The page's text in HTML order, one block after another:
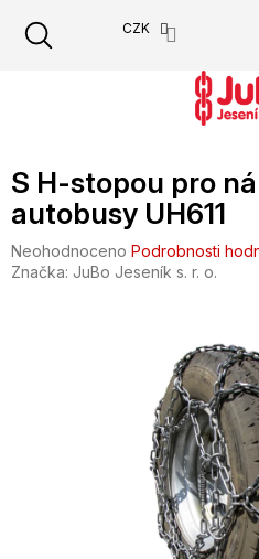
obsah
CZK
S H-stopou pro
autobusy UH611
Průměrné
hodnocení
Neohodnoceno Podrobnosti
Značka: JuBo Jeseník s. r. o.